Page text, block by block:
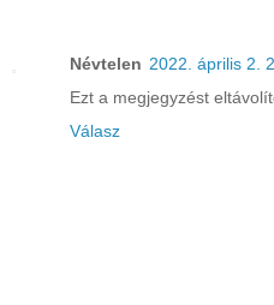
Névtelen 2022. április 2.
Ezt a megjegyzést
Válasz